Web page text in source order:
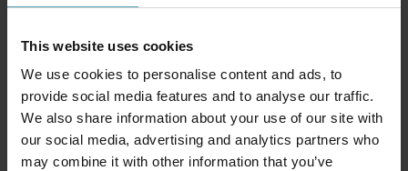
This website uses cookies
We use cookies to personalise content and ads, to
provide social media features and to analyse our traffic.
We also share information about your use of our site with
our social media, advertising and analytics partners who
may combine it with other information that you’ve